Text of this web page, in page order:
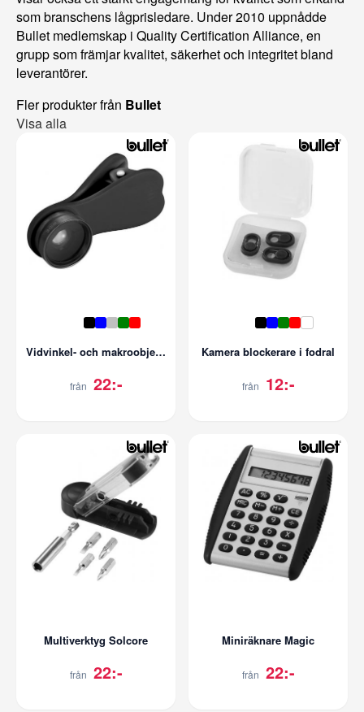
som branschens lågprisledare. Under 2010 uppnådde
Bullet medlemskap i Quality Certification Alliance, en
grupp som främjar kvalitet, säkerhet och integritet bland
leverantörer.
Fler produkter från Bullet
Visa alla
Vidvinkel- och makroobjektiv med clips
från 22:-
Kamera blockerare i fodral
från 12:-
Multiverktyg Solcore
från 22:-
Miniräknare Magic
från 22:-